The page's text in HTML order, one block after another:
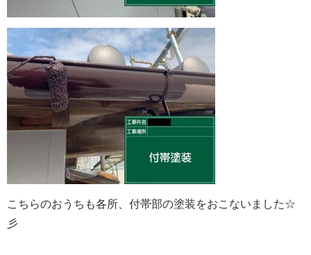
こちらのおうちも各所、付帯部の塗装をおこないました☆
彡